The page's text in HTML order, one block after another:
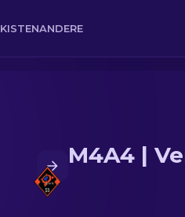
KISTENANDERE
M4A4 |